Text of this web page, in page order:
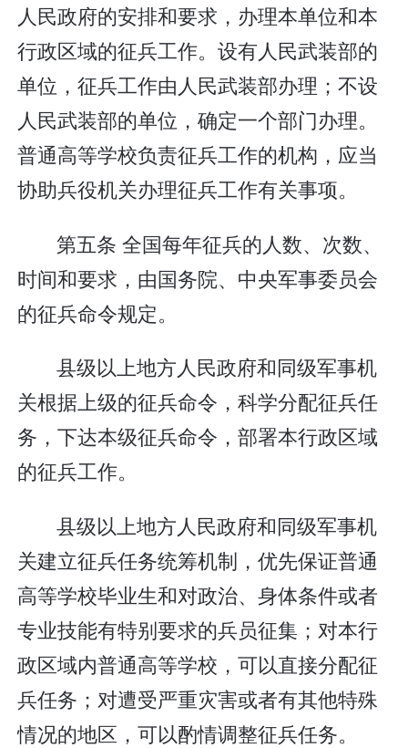
人民政府的安排和要求，办理本单位和本
行政区域的征兵工作。设有人民武装部的
单位，征兵工作由人民武装部办理；不设
人民武装部的单位，确定一个部门办理。
普通高等学校负责征兵工作的机构，应当
协助兵役机关办理征兵工作有关事项。
第五条 全国每年征兵的人数、次数、
时间和要求，由国务院、中央军事委员会
的征兵命令规定。
县级以上地方人民政府和同级军事机
关根据上级的征兵命令，科学分配征兵任
务，下达本级征兵命令，部署本行政区域
的征兵工作。
县级以上地方人民政府和同级军事机
关建立征兵任务统筹机制，优先保证普通
高等学校毕业生和对政治、身体条件或者
专业技能有特别要求的兵员征集；对本行
政区域内普通高等学校，可以直接分配征
兵任务；对遭受严重灾害或者有其他特殊
情况的地区，可以酌情调整征兵任务。